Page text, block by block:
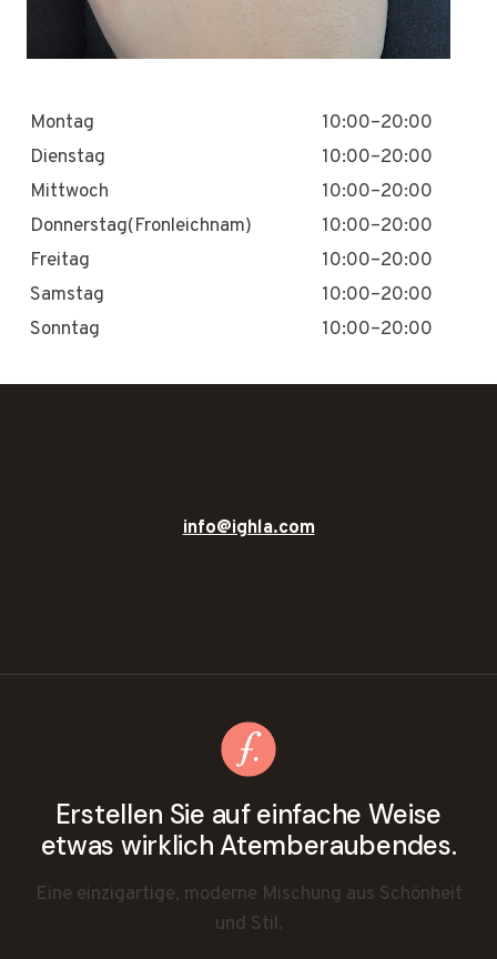
Montag
10:00–20:00
Dienstag
10:00–20:00
Mittwoch
10:00–20:00
Donnerstag(Fronleichnam)
10:00–20:00
Freitag
10:00–20:00
Samstag
10:00–20:00
Sonntag
10:00–20:00
info@ighla.com
Erstellen Sie auf einfache Weise
etwas wirklich Atemberaubendes.
Eine einzigartige, moderne Mischung aus Schönheit
und Stil.